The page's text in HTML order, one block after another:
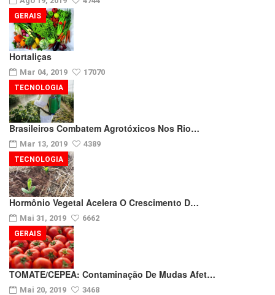
Hortaliças
Mar 04, 2019 17070
GERAIS
Brasileiros Combatem Agrotóxicos Nos Rio…
Mar 13, 2019 4389
TECNOLOGIA
Hormônio Vegetal Acelera O Crescimento D…
Mai 31, 2019 6662
TECNOLOGIA
TOMATE/CEPEA: Contaminação De Mudas Afet…
Mai 20, 2019 3468
GERAIS